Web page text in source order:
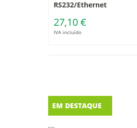
RS232/Ethernet
27,10 €
IVA incluído
EM DESTAQUE